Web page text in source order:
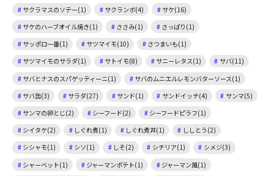
サクラマスのソテー(1)
サクランボ(4)
サケ(16)
サケのハーブオイル焼き(1)
ささみ(1)
さっぱり(1)
サッポロ一番(1)
サツマイモ(10)
さつまいも(1)
サツマイモのサラダ(1)
サトイモ(8) サニーレタス(1)
サバ(11)
サバとナスのスパゲッティーニ(1)
サバのムニエルレモンバターソース(1)
サバ缶(3)
サラダ(27) サンド(1) サンドイッチ(4)
サンマ(5)
サンマの卵とじ(2)
シーフード(2)
シーフードピラフ(1)
シイタケ(2)
しぐれ煮(1) しぐれ煮丼(1)
ししとう(2)
シシャモ(1)
シソ(1) しそ(2) シチリア(1)
シメジ(3)
シャーベット(1)
ジャーマンポテト(1)
ジャーマン風(1)